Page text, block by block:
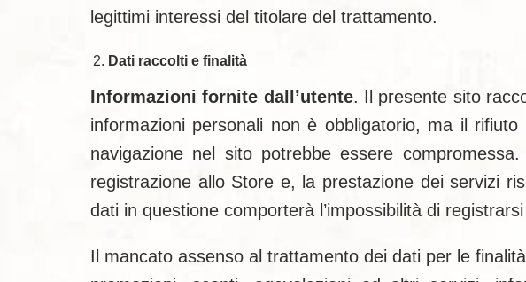
legittimi interessi del titolare del trattamento.
Dati raccolti e finalità
Informazioni fornite dall’utente. Il presente sito
informazioni personali non è obbligatorio, ma il
navigazione nel sito potrebbe essere
registrazione allo Store e, la prestazione dei servizi
dati in questione comporterà l’impossibilità di
Il mancato assenso al trattamento dei dati per le